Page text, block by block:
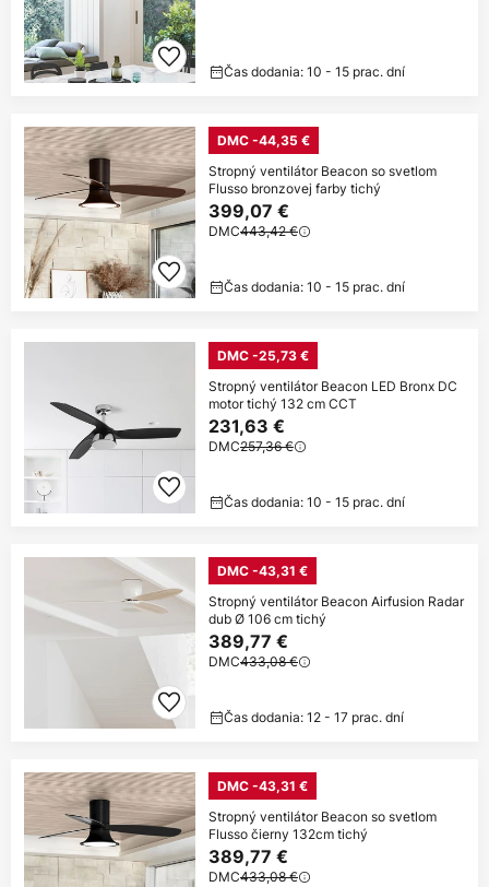
Čas dodania: 10 - 15 prac. dní
DMC -44,35 €
Stropný ventilátor Beacon so svetlom
Flusso bronzovej farby tichý
399,07 €
DMC443,42 €
Čas dodania: 10 - 15 prac. dní
DMC -25,73 €
Stropný ventilátor Beacon LED Bronx DC
motor tichý 132 cm CCT
231,63 €
DMC257,36 €
Čas dodania: 10 - 15 prac. dní
DMC -43,31 €
Stropný ventilátor Beacon Airfusion Radar
dub Ø 106 cm tichý
389,77 €
DMC433,08 €
Čas dodania: 12 - 17 prac. dní
DMC -43,31 €
Stropný ventilátor Beacon so svetlom
Flusso čierny 132cm tichý
389,77 €
DMC433,08 €